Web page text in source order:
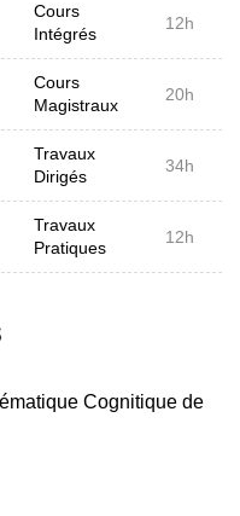
Cours
Intégrés
12h
Cours
Magistraux
20h
Travaux
Dirigés
34h
Travaux
Pratiques
12h
Cognitique de